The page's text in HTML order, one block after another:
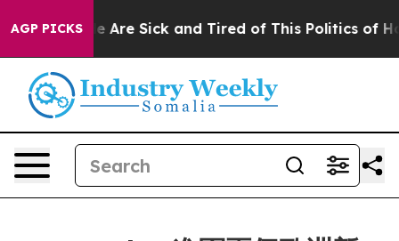
AGP PICKSAre Sick and Tired of This Politics of Hatred”